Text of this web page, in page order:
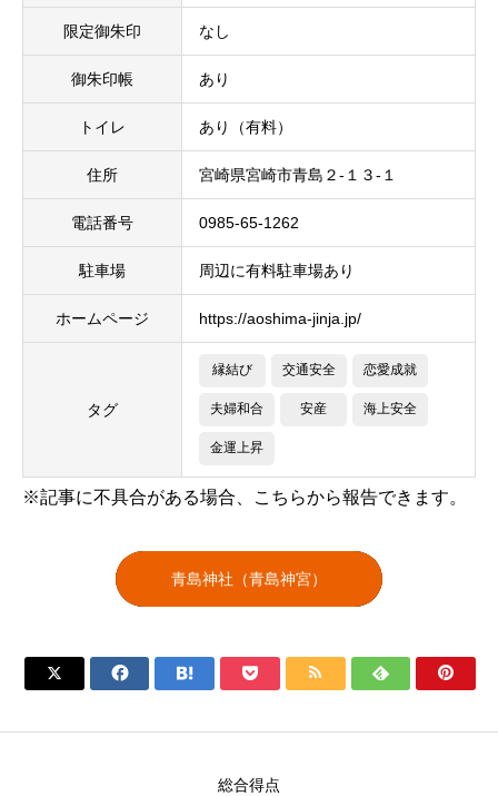
限定御朱印 なし
御朱印帳 あり
トイレ あり（有料）
住所 宮崎県宮崎市青島２-１３-１
電話番号 0985-65-1262
駐車場 周辺に有料駐車場あり
ホームページ https://aoshima-jinja.jp/
タグ
縁結び 交通安全 恋愛成就
夫婦和合 安産 海上安全
金運上昇
※記事に不具合がある場合、こちらから報告できます。
青島神社（青島神宮）
      
総合得点